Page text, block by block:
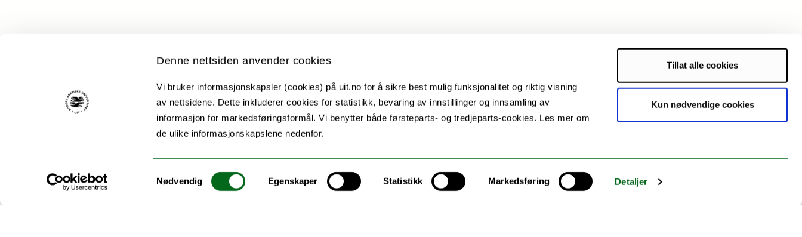
Denne nettsiden anvender cookies
Vi bruker informasjonskapsler (cookies) på uit.no for å sikre best mulig funksjonalitet og riktig visning
av nettsidene. Dette inkluderer cookies for statistikk, bevaring av innstillinger og innsamling av
informasjon for markedsføringsformål. Vi benytter både førsteparts- og tredjeparts-cookies. Les mer om
de ulike informasjonskapslene nedenfor.
Samtykkevalg
Nødvendig Egenskaper Statistikk Markedsføring Detaljer
Tillat alle cookies
Kun nødvendige cookies
GIDA-Sápmi is a network established to develop guiding principles of collection,
management, use, sharing, and protection of research data generated by or about the
Sámi people and Sámi society.
The Global Indigenous Data Alliance (GIDA) is a global network of Indigenous researchers,
data practitioners, and policy activists advocating for Indigenous data governance to